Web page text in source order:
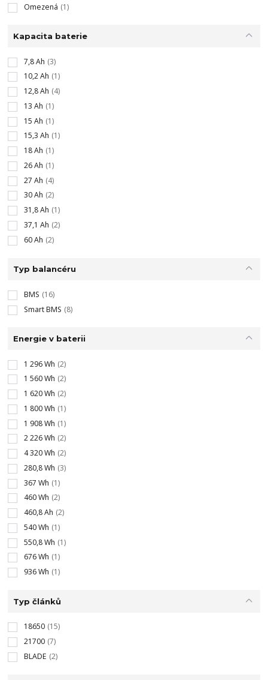
Omezená (1)
Kapacita baterie
7,8 Ah (3)
10,2 Ah (1)
12,8 Ah (4)
13 Ah (1)
15 Ah (1)
15,3 Ah (1)
18 Ah (1)
26 Ah (1)
27 Ah (4)
30 Ah (2)
31,8 Ah (1)
37,1 Ah (2)
60 Ah (2)
Typ balancéru
BMS (16)
Smart BMS (8)
Energie v baterii
1 296 Wh (2)
1 560 Wh (2)
1 620 Wh (2)
1 800 Wh (1)
1 908 Wh (1)
2 226 Wh (2)
4 320 Wh (2)
280,8 Wh (3)
367 Wh (1)
460 Wh (2)
460,8 Ah (2)
540 Wh (1)
550,8 Wh (1)
676 Wh (1)
936 Wh (1)
Typ článků
18650 (15)
21700 (7)
BLADE (2)